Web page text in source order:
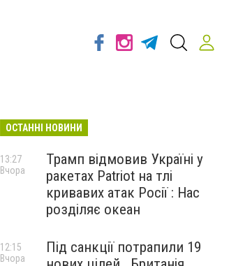
ОСТАННІ НОВИНИ
Трамп відмовив Україні у
ракетах Patriot на тлі
кривавих атак Росії : Нас
розділяє океан
13:27
Вчора
Під санкції потрапили 19
12:15
Вчора